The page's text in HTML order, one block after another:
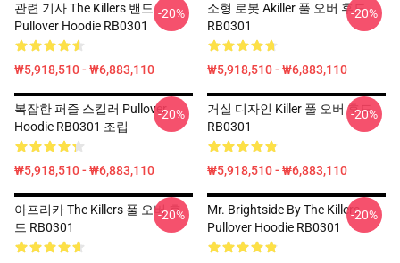
관련 기사 The Killers 밴드
Pullover Hoodie RB0301
₩5,918,510 - ₩6,883,110
-20%
소형 로봇 Akiller 풀 오버 후드
RB0301
₩5,918,510 - ₩6,883,110
-20%
복잡한 퍼즐 스킬러 Pullover
Hoodie RB0301 조립
₩5,918,510 - ₩6,883,110
-20%
거실 디자인 Killer 풀 오버 후드
RB0301
₩5,918,510 - ₩6,883,110
-20%
아프리카 The Killers 풀 오버 후
드 RB0301
-20%
Mr. Brightside By The Killers
Pullover Hoodie RB0301
-20%